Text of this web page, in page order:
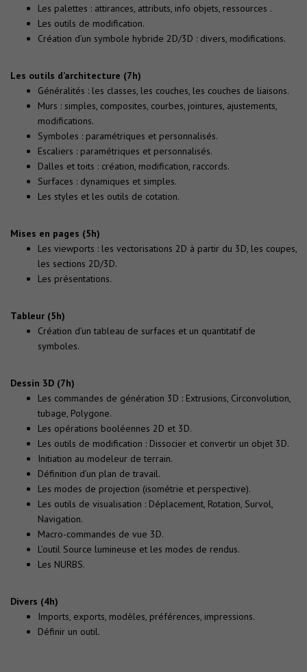
Les palettes : attirances, attributs, info objets, ressources .
Les outils de modification.
Création d’un symbole hybride 2D/3D : divers, modifications.
Les outils d’architecture (7h)
Généralités : les classes, les couches, les couches de liaisons.
Murs : simples, composites, courbes, jointures, ajustements,
modifications.
Symboles : paramétriques et personnalisés.
Escaliers : paramétriques et personnalisés.
Dalles et toits : création, modification, raccords.
Surfaces : dynamiques et simples.
Les styles et les outils de cotation.
Mises en pages (5h)
Les viewports : les vectorisations 2D à partir du 3D, les coupes,
les sections 2D/3D.
Les présentations.
Tableur (5h)
Création d’un tableau de surfaces et un quantitatif de
symboles.
Dessin 3D (7h)
Les commandes de génération 3D : Extrusions, Circonvolution,
tubage, Polygone.
Les opérations booléennes 2D et 3D.
Les outils de modification : Dissocier et convertir un objet 3D.
Initiation au modeleur de terrain.
Définition d’un plan de travail.
Les modes de projection (isométrie et perspective).
Les outils de visualisation : Déplacement, Rotation, Survol,
Navigation.
Macro-commandes de vue 3D.
L’outil Source lumineuse et les modes de rendus.
Les NURBS.
Divers (4h)
Imports, exports, modèles, préférences, impressions.
Définir un outil.